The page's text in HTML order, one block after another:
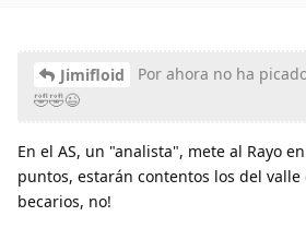
Jimifloid
Por ahora no ha
🤣🤣😉
En el AS, un "analista", mete al Rayo
puntos, estarán contentos los del valle
becarios, no!